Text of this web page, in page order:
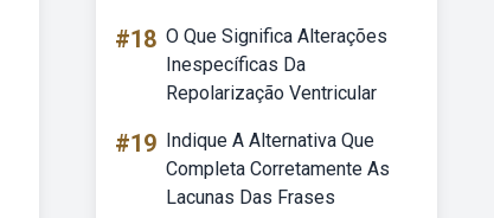
#18 O Que Significa Alterações
Inespecíficas Da
Repolarização Ventricular
#19 Indique A Alternativa Que
Completa Corretamente As
Lacunas Das Frases